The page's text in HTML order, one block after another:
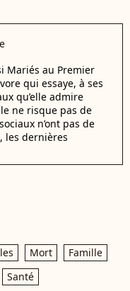
Mariés au Premier
qui essaye, à ses
qu’elle admire
ne risque pas de
n’ont pas de
les dernières
Mort
Famille
Santé